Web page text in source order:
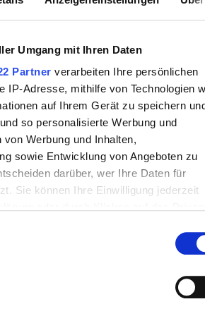
Umgang mit Ihren Daten
Partner verarbeiten Ihre persönlichen
IP-Adresse, mithilfe von Technologien
auf Ihrem Gerät zu speichern
so personalisierte Werbung und
Werbung und Inhalten,
sowie Entwicklung von Angeboten zu
darüber, wer Ihre Daten für
Sie können Ihre Einwilligung jederzeit
über Ihre geografische Lage erfassen,
Meter genau sein können
1
2
14 15
16
21 22
23
28 29
30